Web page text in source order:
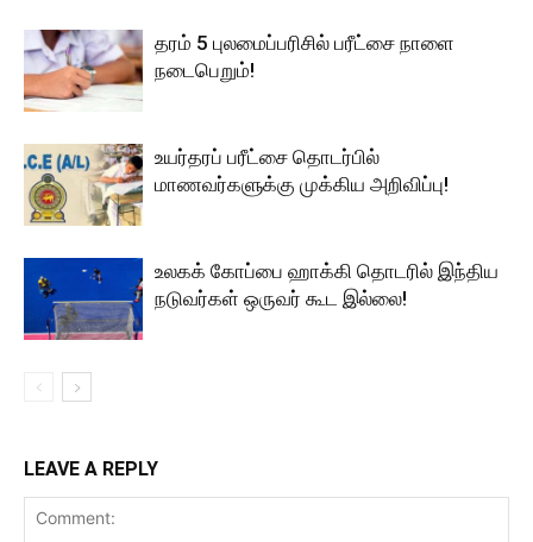
தரம் 5 புலமைப்பரிசில் பரீட்சை நாளை
நடைபெறும்!
உயர்தரப் பரீட்சை தொடர்பில்
மாணவர்களுக்கு முக்கிய அறிவிப்பு!
உலகக் கோப்பை ஹாக்கி தொடரில் இந்திய
நடுவர்கள் ஒருவர் கூட இல்லை!
LEAVE A REPLY